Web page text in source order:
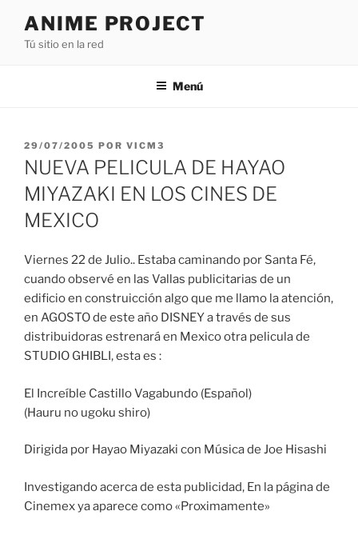
contenido
ANIME PROJECT
Tú sitio en la red
Menú
PUBLICADO
EL
29/07/2005 POR VICM3
NUEVA PELICULA DE HAYAO
MIYAZAKI EN LOS CINES DE
MEXICO
Viernes 22 de Julio.. Estaba caminando por Santa Fé,
cuando observé en las Vallas publicitarias de un
edificio en construicción algo que me llamo la atención,
en AGOSTO de este año DISNEY a través de sus
distribuidoras estrenará en Mexico otra pelicula de
STUDIO GHIBLI, esta es :
El Increíble Castillo Vagabundo (Español)
(Hauru no ugoku shiro)
Dirigida por Hayao Miyazaki con Música de Joe Hisashi
Investigando acerca de esta publicidad, En la página de
Cinemex ya aparece como «Proximamente»